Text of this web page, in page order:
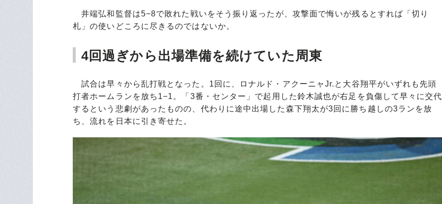
井端弘和監督は5−8で敗れた戦いをそう振り返ったが、攻撃面で悔いが残るとすれば「切り
札」の使いどころに尽きるのではないか。
4回過ぎから出場準備を続けていた周東
試合は早々から乱打戦となった。1回に、ロナルド・アクーニャJr.と大谷翔平がいずれも先頭
打者ホームランを放ち1−1。「3番・センター」で起用した鈴木誠也が右足を負傷して早々に交代
するという悲劇があったものの、代わりに途中出場した森下翔太が3回に勝ち越しの3ランを放
ち、流れを日本に引き寄せた。